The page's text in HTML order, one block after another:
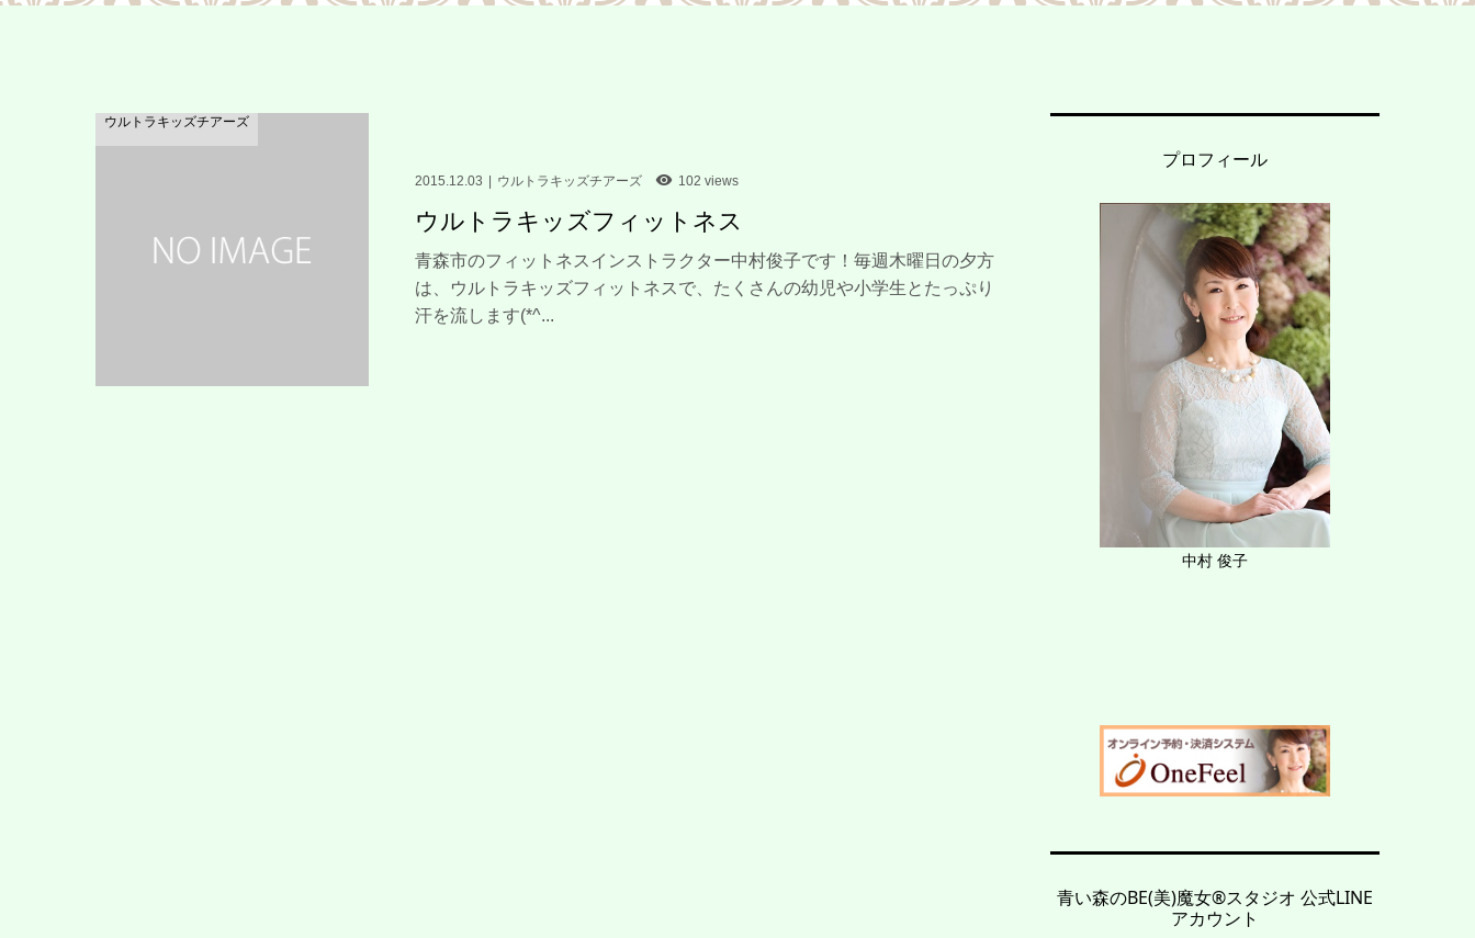
ウルトラキッズチアーズ
2015.12.03 ウルトラキッズチアーズ 102 views
ウルトラキッズフィットネス
青森市のフィットネスインストラクター中村俊子です！毎週木曜日の夕方
は、ウルトラキッズフィットネスで、たくさんの幼児や小学生とたっぷり
汗を流します(*^...
プロフィール
中村 俊子
青い森のBE(美)魔女®︎スタジオ 公式LINE
アカウント